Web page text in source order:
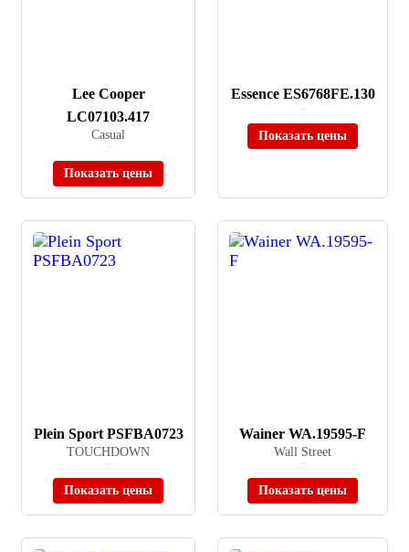
Lee Cooper
LC07103.417
Casual
Показать цены
Essence ES6768FE.130
Показать цены
Plein Sport PSFBA0723
TOUCHDOWN
Показать цены
Wainer WA.19595-F
Wall Street
Показать цены